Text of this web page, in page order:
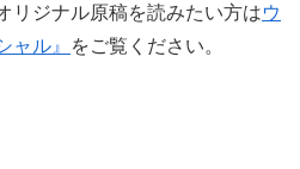
リジナル原稿を読みたい方はウ
ャル』
をご覧ください。